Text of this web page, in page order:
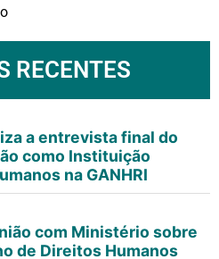
RECENTES
a entrevista final do
como Instituição
na GANHRI
com Ministério sobre
de Direitos Humanos